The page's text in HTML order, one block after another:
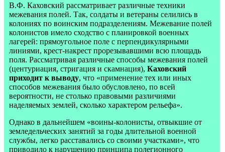
В.Ф. Каховский рассматривает различные техники
межевания полей. Так, солдаты и ветераны селились в
колониях по воинским подразделениям. Межевание полей
колонистов имело сходство с планировкой военных
лагерей: прямоугольное поле с перпендикулярными
линиями, крест-накрест прорезывавшими всю площадь
поля. Рассматривая различные способы межевания полей
(центуриация, стригация и скамнация), Каховский
приходит к выводу, что «применение тех или иных
способов межевания было обусловлено, по всей
вероятности, не столько правовыми различиями
наделяемых землей, сколько характером рельефа».
Однако в дальнейшем «воины-колонисты, отвыкшие от
земледельческих занятий за годы длительной военной
службы, легко расставались со своими участками», что
приводило к нарушению принципа полегионного